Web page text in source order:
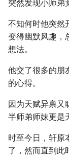
突然发现小师弟
不知何时他突然
变得幽默风趣，
想法。
他交了很多的朋
的心得。
因为天赋异禀又
半师弟师妹更是
时至今日，轩原
了，然而直到此